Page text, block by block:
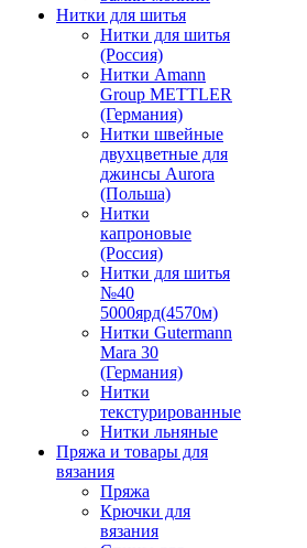
Нитки для шитья
Нитки для шитья
(Россия)
Нитки Amann
Group METTLER
(Германия)
Нитки швейные
двухцветные для
джинсы Aurora
(Польша)
Нитки
капроновые
(Россия)
Нитки для шитья
№40
5000ярд(4570м)
Нитки Gutermann
Mara 30
(Германия)
Нитки
текстурированные
Нитки льняные
Пряжа и товары для
вязания
Пряжа
Крючки для
вязания